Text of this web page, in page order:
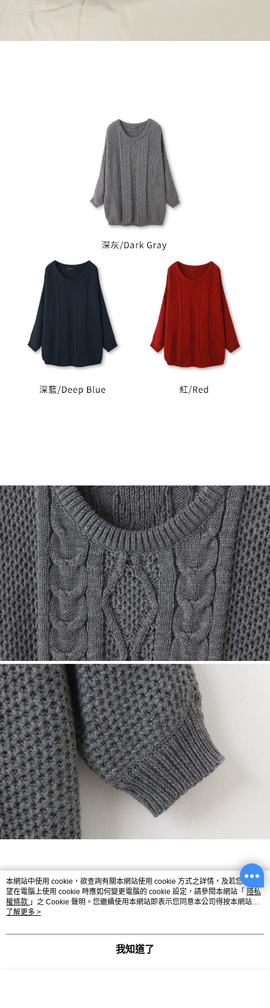
本網站中使用 cookie，欲查詢有關本網站使用 cookie 方式之詳情，及若您不希
望在電腦上使用 cookie 時應如何變更電腦的 cookie 設定，請參閱本網站「 隱私
權條款 」之 Cookie 聲明。您繼續使用本網站即表示您同意本公司得按本網站使
用條款之 Cookie 聲明使用 cookie。
了解更多 >
我知道了